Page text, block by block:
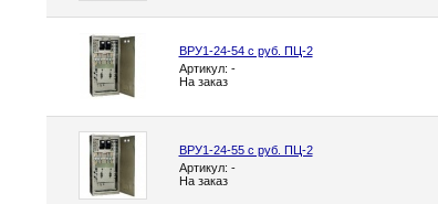
ВРУ1-24-54 с руб. ПЦ-2
Артикул: -
На заказ
ВРУ1-24-55 с руб. ПЦ-2
Артикул: -
На заказ